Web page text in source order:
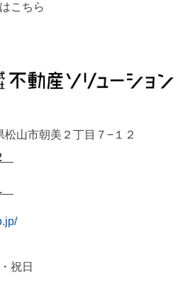
こちら
山市朝美２丁目７−１２
祝日